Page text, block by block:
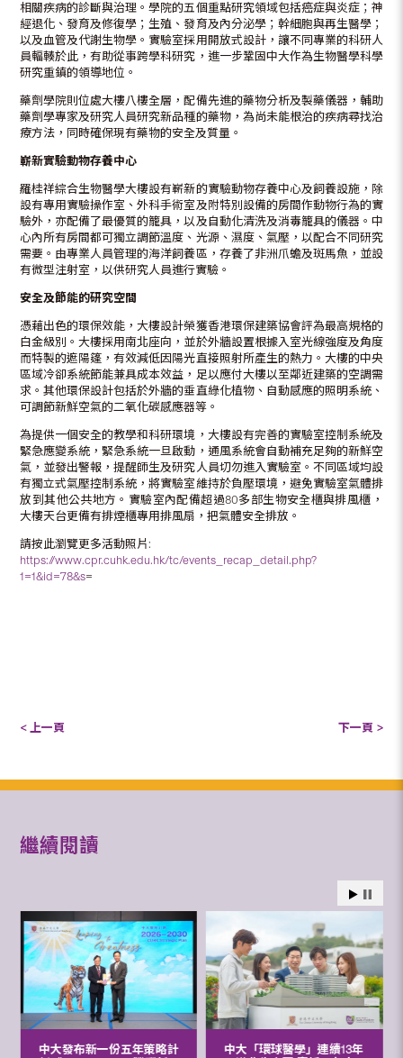
相關疾病的診斷與治理。學院的五個重點研究領域包括癌症與炎症；神
經退化、發育及修復學；生殖、發育及內分泌學；幹細胞與再生醫學；
以及血管及代謝生物學。實驗室採用開放式設計，讓不同專業的科研人
員輻輳於此，有助從事跨學科研究，進一步鞏固中大作為生物醫學科學
研究重鎮的領導地位。
藥劑學院則位處大樓八樓全層，配備先進的藥物分析及製藥儀器，輔助
藥劑學專家及研究人員研究新品種的藥物，為尚未能根治的疾病尋找治
療方法，同時確保現有藥物的安全及質量。
嶄新實驗動物存養中心
羅桂祥綜合生物醫學大樓設有嶄新的實驗動物存養中心及飼養設施，除
設有專用實驗操作室、外科手術室及附特別設備的房間作動物行為的實
驗外，亦配備了最優質的籠具，以及自動化清洗及消毒籠具的儀器。中
心內所有房間都可獨立調節溫度、光源、濕度、氣壓，以配合不同研究
需要。由專業人員管理的海洋飼養區，存養了非洲爪蟾及斑馬魚，並設
有微型注射室，以供研究人員進行實驗。
安全及節能的研究空間
憑藉出色的環保效能，大樓設計榮獲香港環保建築協會評為最高規格的
白金級別。大樓採用南北座向，並於外牆設置根據入室光線強度及角度
而特製的遮陽篷，有效減低因陽光直接照射所產生的熱力。大樓的中央
區域冷卻系統節能兼具成本效益，足以應付大樓以至鄰近建築的空調需
求。其他環保設計包括於外牆的垂直綠化植物、自動感應的照明系統、
可調節新鮮空氣的二氧化碳感應器等。
為提供一個安全的教學和科研環境，大樓設有完善的實驗室控制系統及
緊急應變系統，緊急系統一旦啟動，通風系統會自動補充足夠的新鮮空
氣，並發出警報，提醒師生及研究人員切勿進入實驗室。不同區域均設
有獨立式氣壓控制系統，將實驗室維持於負壓環境，避免實驗室氣體排
放到其他公共地方。實驗室內配備超過80多部生物安全櫃與排風櫃，
大樓天台更備有排煙櫃專用排風扇，把氣體安全排放。
請按此瀏覽更多活動照片:
https://www.cpr.cuhk.edu.hk/tc/events_recap_detail.php?
1=1&id=78&s=
< 上一頁 下一頁 >
繼續閱讀
中大發布新一份五年策略計
中大「環球醫學」連續13年